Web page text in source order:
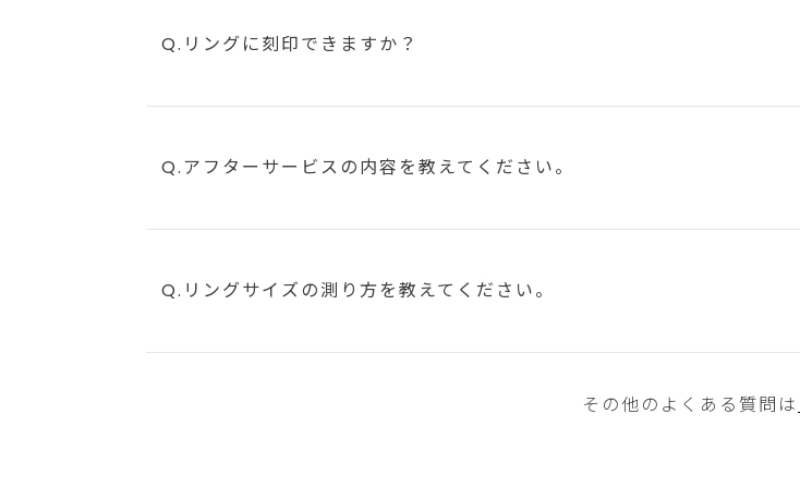
Q.リングに刻印できますか？
Q.アフターサービスの内容を教えてください。
Q.リングサイズの測り方を教えてください。
その他のよくある質問は